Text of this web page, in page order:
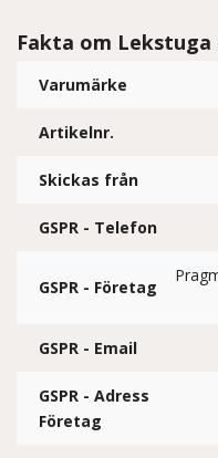
Fakta om Lekstuga
Varumärke
Artikelnr.
Skickas från
GSPR - Telefon
GSPR - Företag
GSPR - Email
GSPR - Adress
Företag